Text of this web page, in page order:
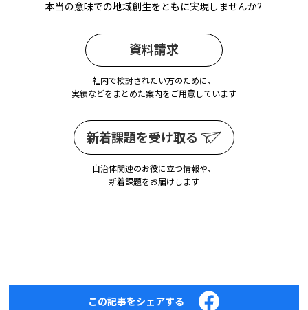
本当の意味での地域創生をともに実現しませんか?
資料請求
社内で検討されたい方のために、
実績などをまとめた案内をご用意しています
新着課題を受け取る
自治体関連のお役に立つ情報や、
新着課題をお届けします
この記事をシェアする